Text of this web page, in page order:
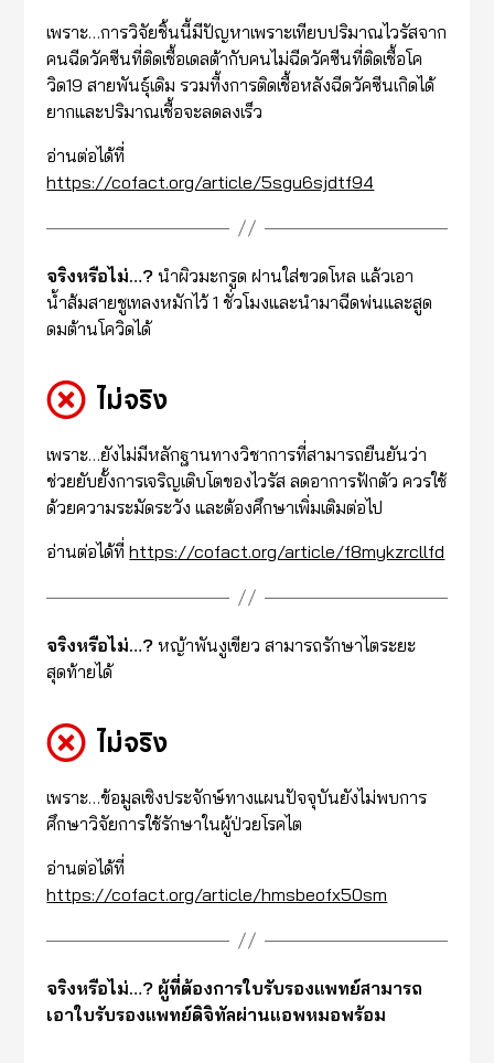
เพราะ…การวิจัยชิ้นนี้มีปัญหาเพราะเทียบปริมาณไวรัสจาก
คนฉีดวัคซีนที่ติดเชื้อเดลต้ากับคนไม่ฉีดวัคซีนที่ติดเชื้อโค
วิด19 สายพันธุ์เดิม รวมที้งการติดเชื้อหลังฉีดวัคซีนเกิดได้
ยากและปริมาณเชื้อจะลดลงเร็ว
อ่านต่อได้ที่
https://cofact.org/article/5sgu6sjdtf94
จริงหรือไม่…? นำผิวมะกรูด ฝานใส่ขวดโหล แล้วเอา
น้ำส้มสายชูเทลงหมักไว้ 1 ชั่วโมงและนำมาฉีดพ่นและสูด
ดมต้านโควิดได้
ไม่จริง
เพราะ…ยังไม่มีหลักฐานทางวิชาการที่สามารถยืนยันว่า
ช่วยยับยั้งการเจริญเติบโตของไวรัส ลดอาการฟักตัว ควรใช้
ด้วยความระมัดระวัง และต้องศึกษาเพิ่มเติมต่อไป
อ่านต่อได้ที่https://cofact.org/article/f8mykzrcllfd
จริงหรือไม่…? หญ้าพันงูเขียว สามารถรักษาไตระยะ
สุดท้ายได้
ไม่จริง
เพราะ…ข้อมูลเชิงประจักษ์ทางแผนปัจจุบันยังไม่พบการ
ศึกษาวิจัยการใช้รักษาในผู้ป่วยโรคไต
อ่านต่อได้ที่
https://cofact.org/article/hmsbeofx50sm
จริงหรือไม่…? ผู้ที่ต้องการใบรับรองแพทย์สามารถ
เอาใบรับรองแพทย์ดิจิทัลผ่านแอพหมอพร้อม